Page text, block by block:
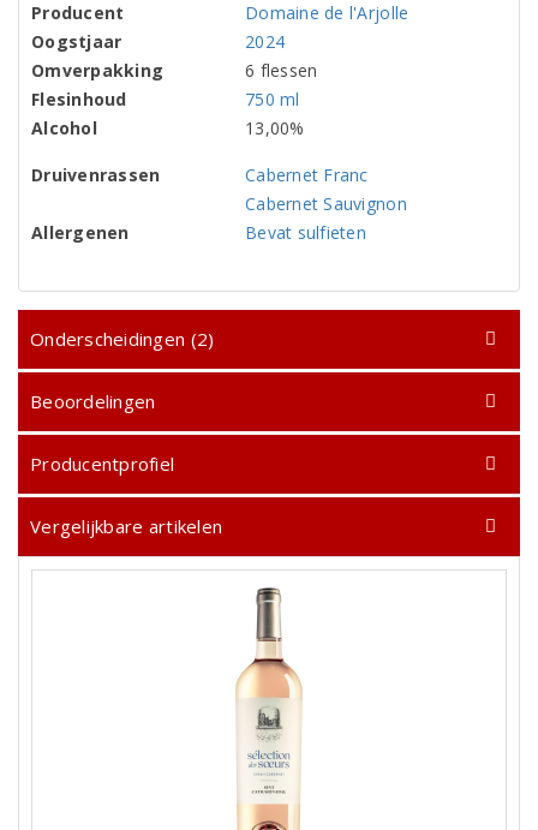
Producent
Domaine de l'Arjolle
Oogstjaar
2024
Omverpakking
6 flessen
Flesinhoud
750 ml
Alcohol
13,00%
Druivenrassen
Cabernet Franc
Cabernet Sauvignon
Allergenen
Bevat sulfieten
Onderscheidingen (2)
Beoordelingen
Producentprofiel
Vergelijkbare artikelen